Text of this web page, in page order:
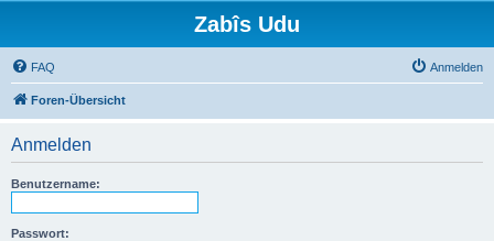
Zabîs Udu
FAQ Anmelden
Foren-Übersicht
Anmelden
Benutzername:
Passwort: